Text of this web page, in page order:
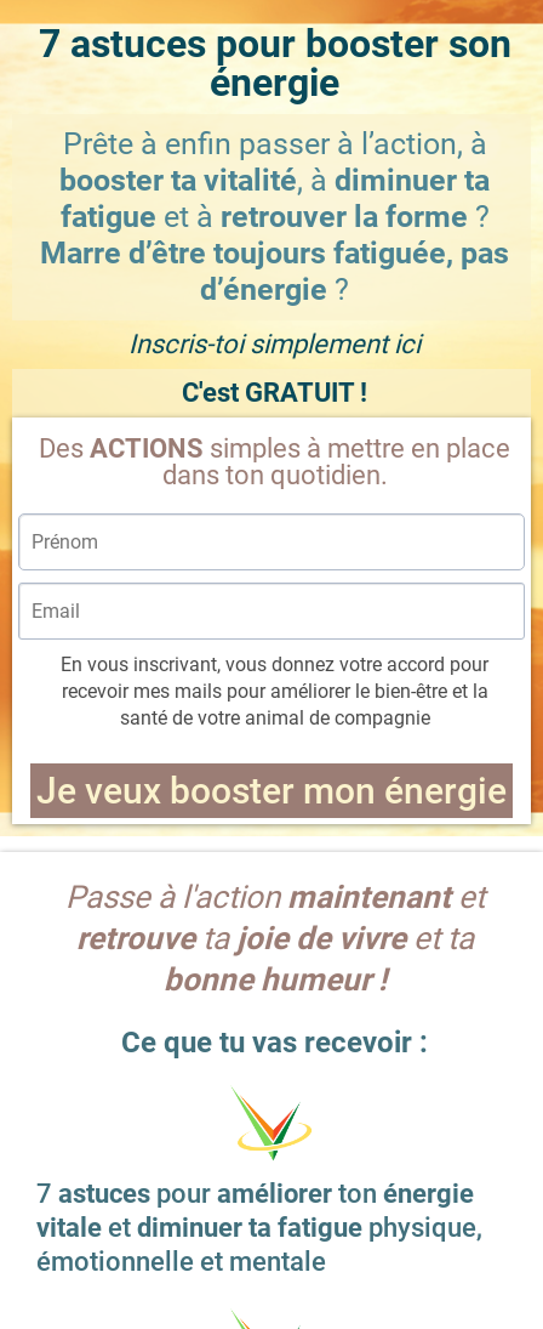
7 astuces pour booster son
énergie
Prête à enfin passer à l’action, à
booster ta vitalité, à diminuer ta
fatigue et à retrouver la forme ?
Marre d’être toujours fatiguée, pas
d’énergie ?
Inscris-toi simplement ici
C'est GRATUIT !
Des ACTIONS simples à mettre en place
dans ton quotidien.
En vous inscrivant, vous donnez votre accord pour
recevoir mes mails pour améliorer le bien-être et la
santé de votre animal de compagnie
Je veux booster mon énergie
Passe à l'actionmaintenantet
retrouve tajoie de vivre et ta
bonne humeur !
Ce que tu vas recevoir :
7 astuces pour améliorer ton énergie
vitale et diminuer ta fatigue physique,
émotionnelle et mentale